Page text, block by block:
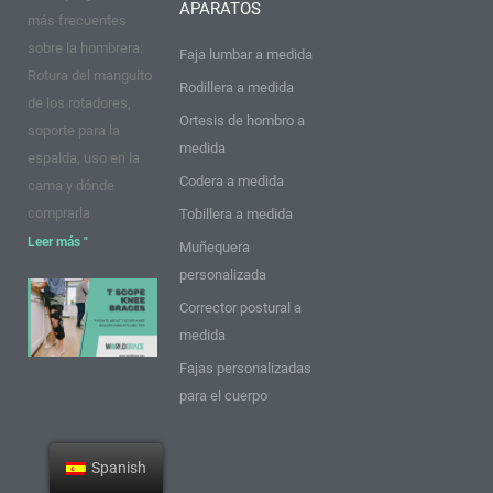
k
a
s
más frecuentes
sobre la hombrera:
Rotura del manguito
de los rotadores,
soporte para la
espalda, uso en la
cama y dónde
comprarla
Leer más "
T Scope:
Ideas y
APARATOS
Faja lumbar a medida
Rodillera a medida
Ortesis de hombro a
medida
Codera a medida
Tobillera a medida
Muñequera
personalizada
Corrector postural a
medida
Fajas personalizadas
para el cuerpo
Spanish